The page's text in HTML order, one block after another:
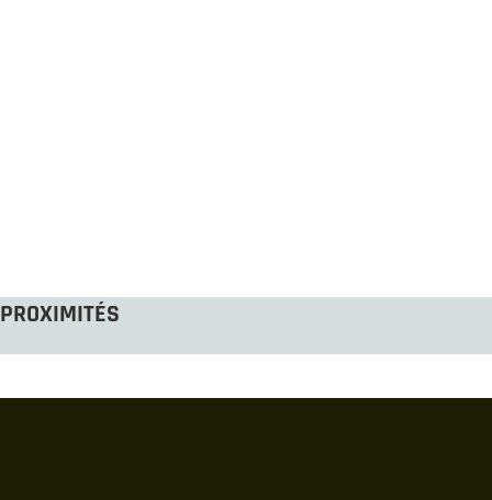
PROXIMITÉS